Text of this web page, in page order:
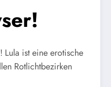
ist eine erotische
Rotlichtbezirken